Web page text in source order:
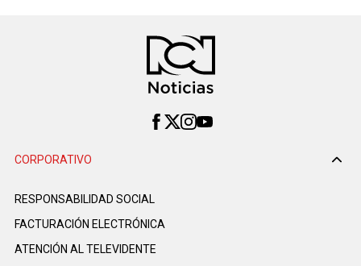
CORPORATIVO
RESPONSABILIDAD SOCIAL
FACTURACIÓN ELECTRÓNICA
ATENCIÓN AL TELEVIDENTE